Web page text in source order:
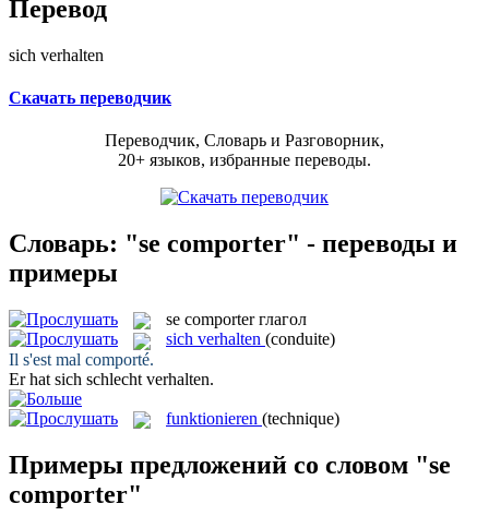
Перевод
sich verhalten
Скачать переводчик
Переводчик, Словарь и Разговорник,
20+ языков, избранные переводы.
Словарь: "se comporter" - переводы и
примеры
se comporter глагол
sich verhalten (conduite)
Il s'est mal comporté.
Er hat sich schlecht verhalten.
funktionieren (technique)
Примеры предложений со словом "se
comporter"